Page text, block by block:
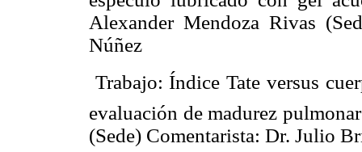
Alexander Mendoza Rivas
Núñez
 Trabajo: Índice Tate versus
evaluación de madurez
(Sede) Comentarista: Dr. Julio